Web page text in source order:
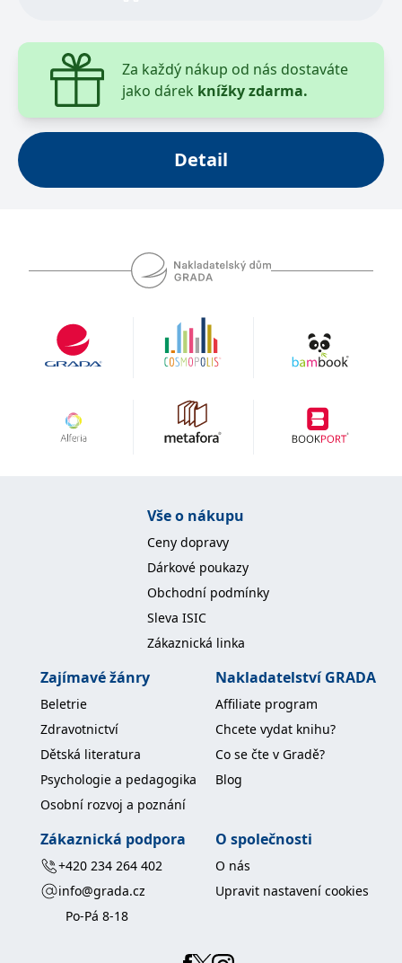
Za každý nákup od nás dostaváte
jako dárek knížky zdarma.
Detail
Vše o nákupu
Ceny dopravy
Dárkové poukazy
Obchodní podmínky
Sleva ISIC
Zákaznická linka
Zajímavé žánry
Beletrie
Zdravotnictví
Dětská literatura
Psychologie a pedagogika
Osobní rozvoj a poznání
Nakladatelství GRADA
Affiliate program
Chcete vydat knihu?
Co se čte v Gradě?
Blog
Zákaznická podpora
+420 234 264 402
info@grada.cz
Po-Pá 8-18
O společnosti
O nás
Upravit nastavení cookies